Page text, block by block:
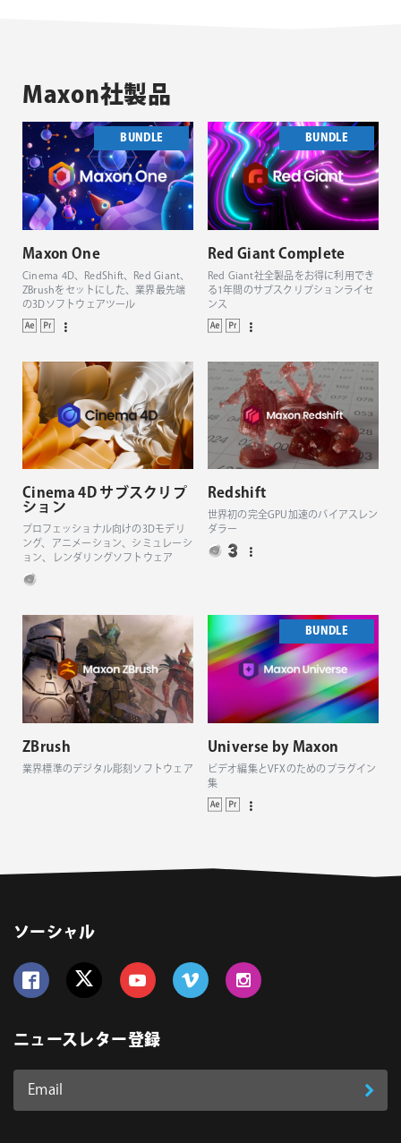
Maxon社製品
BUNDLE
Maxon One
Cinema 4D、RedShift、Red Giant、
ZBrushをセットにした、業界最先端
の3Dソフトウェアツール
BUNDLE
Red Giant Complete
Red Giant社全製品をお得に利用でき
る1年間のサブスクリプションライセ
ンス
Cinema 4D サブスクリプ
ション
プロフェッショナル向けの3Dモデリ
ング、アニメーション、シミュレーシ
ョン、レンダリングソフトウェア
Redshift
世界初の完全GPU加速のバイアスレン
ダラー
ZBrush
業界標準のデジタル彫刻ソフトウェア
BUNDLE
Universe by Maxon
ビデオ編集とVFXのためのプラグイン
集
ソーシャル
ニュースレター登録
Email
登